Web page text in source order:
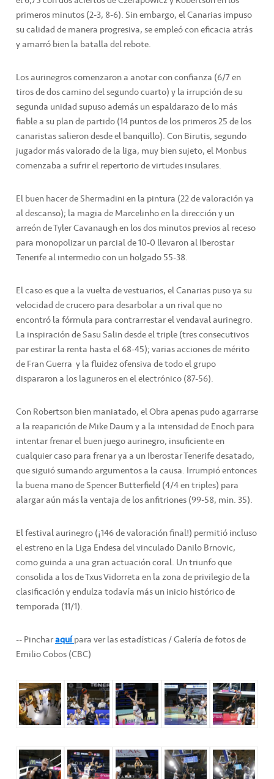
primeros minutos (2-3, 8-6). Sin embargo, el Canarias impuso
su calidad de manera progresiva, se empleó con eficacia atrás
y amarró bien la batalla del rebote.
Los aurinegros comenzaron a anotar con confianza (6/7 en
tiros de dos camino del segundo cuarto) y la irrupción de su
segunda unidad supuso además un espaldarazo de lo más
fiable a su plan de partido (14 puntos de los primeros 25 de los
canaristas salieron desde el banquillo). Con Birutis, segundo
jugador más valorado de la liga, muy bien sujeto, el Monbus
comenzaba a sufrir el repertorio de virtudes insulares.
El buen hacer de Shermadini en la pintura (22 de valoración ya
al descanso); la magia de Marcelinho en la dirección y un
arreón de Tyler Cavanaugh en los dos minutos previos al receso
para monopolizar un parcial de 10-0 llevaron al Iberostar
Tenerife al intermedio con un holgado 55-38.
El caso es que a la vuelta de vestuarios, el Canarias puso ya su
velocidad de crucero para desarbolar a un rival que no
encontró la fórmula para contrarrestar el vendaval aurinegro.
La inspiración de Sasu Salin desde el triple (tres consecutivos
par estirar la renta hasta el 68-45); varias acciones de mérito
de Fran Guerra y la fluidez ofensiva de todo el grupo
dispararon a los laguneros en el electrónico (87-56).
Con Robertson bien maniatado, el Obra apenas pudo agarrarse
a la reaparición de Mike Daum y a la intensidad de Enoch para
intentar frenar el buen juego aurinegro, insuficiente en
cualquier caso para frenar ya a un Iberostar Tenerife desatado,
que siguió sumando argumentos a la causa. Irrumpió entonces
la buena mano de Spencer Butterfield (4/4 en triples) para
alargar aún más la ventaja de los anfitriones (99-58, min. 35).
El festival aurinegro (¡146 de valoración final!) permitió incluso
el estreno en la Liga Endesa del vinculado Danilo Brnovic,
como guinda a una gran actuación coral. Un triunfo que
consolida a los de Txus Vidorreta en la zona de privilegio de la
clasificación y endulza todavía más un inicio histórico de
temporada (11/1).
-- Pincharaquípara ver las estadísticas / Galería de fotos de
Emilio Cobos (CBC)